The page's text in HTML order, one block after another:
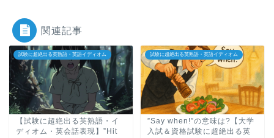
関連記事
試験に超絶出る英熟語・英語イディオム
【試験に超絶出る英熟語・イ
ディオム・英会話表現】”Hit
試験に超絶出る英熟語・英語イディオム
”Say when!”の意味は?【大学
入試＆資格試験に超絶出る英